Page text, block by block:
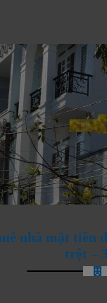
PLUS ĐANG ĐÓN
nhà mặt tiền
trệt –